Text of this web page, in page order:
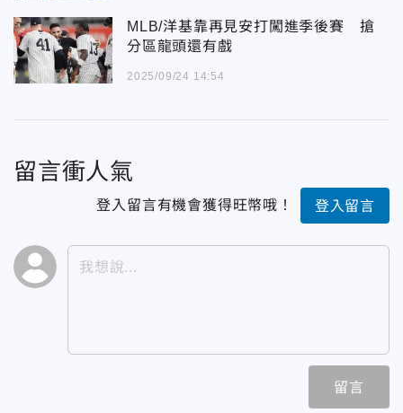
MLB/洋基靠再見安打闖進季後賽 搶
分區龍頭還有戲
2025/09/24 14:54
留言衝人氣
登入留言有機會獲得旺幣哦！ 登入留言
留言